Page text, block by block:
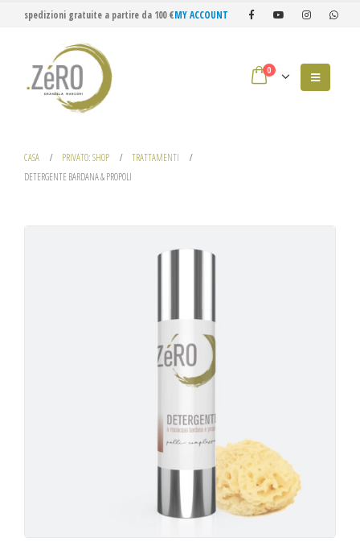
spedizioni gratuite a partire da 100 €MY ACCOUNT
0
CASA PRIVATO: SHOP
TRATTAMENTI
DETERGENTE BARDANA & PROPOLI